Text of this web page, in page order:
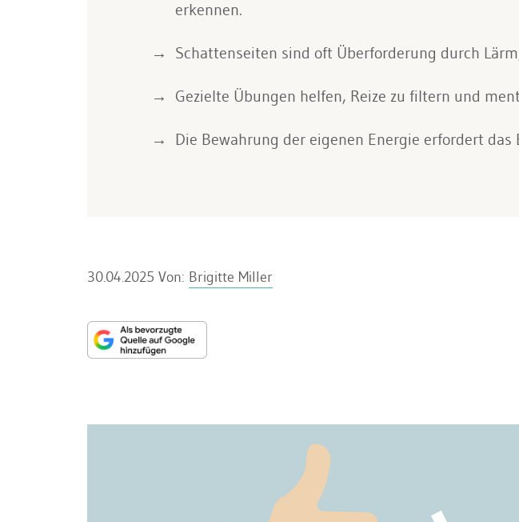
erkennen.
Schattenseiten sind oft Überforderung durch
Gezielte Übungen helfen, Reize zu filtern und
Die Bewahrung der eigenen Energie erfordert
30.04.2025 Von: Brigitte Miller